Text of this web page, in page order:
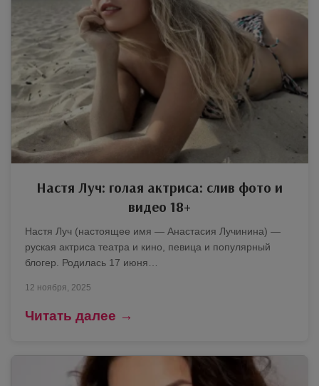
Настя Луч: голая актриса: слив фото и
видео 18+
Настя Луч (настоящее имя — Анастасия Лучинина) —
руская актриса театра и кино, певица и популярный
блогер. Родилась 17 июня…
12 ноября, 2025
Читать далее →